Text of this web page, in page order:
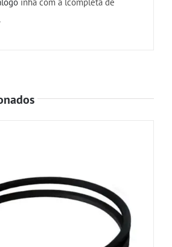
inha com a lcompleta de